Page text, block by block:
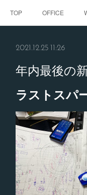
TOP OFFICE
2021.12.25 11:26
年内最後の
ラストスパ